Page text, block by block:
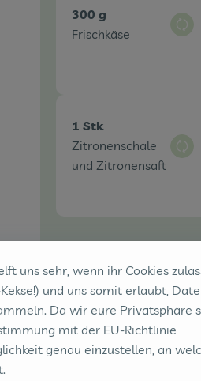
300 g
Frischkäse
1 Stk
Zitronenschale
und Zitronensaft
Du hast
250 g
uns sehr, wenn ihr Cookies
und uns somit erlaubt,
Da wir eure Privatsphäre
mit der EU-Richtlinie
genau einzustellen, an